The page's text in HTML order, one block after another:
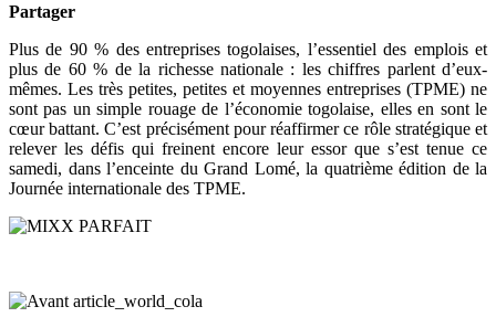
Partager
Plus de 90 % des entreprises togolaises, l’essentiel des emplois et
plus de 60 % de la richesse nationale : les chiffres parlent d’eux-
mêmes. Les très petites, petites et moyennes entreprises (TPME) ne
sont pas un simple rouage de l’économie togolaise, elles en sont le
cœur battant. C’est précisément pour réaffirmer ce rôle stratégique et
relever les défis qui freinent encore leur essor que s’est tenue ce
samedi, dans l’enceinte du Grand Lomé, la quatrième édition de la
Journée internationale des TPME.